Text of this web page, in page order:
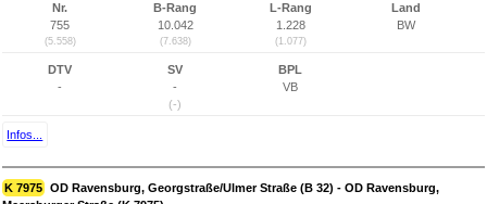
Nr.
755
(5.558)
B-Rang
10.042
(7.638)
L-Rang
1.228
(1.077)
Land
BW
DTV
-
SV
-
(-)
BPL
VB
Infos...
K 7975 OD Ravensburg, Georgstraße/Ulmer Straße (B 32) - OD Ravensburg,